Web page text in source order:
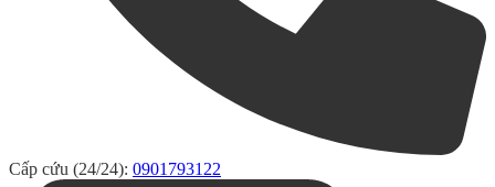
Cấp cứu (24/24): 0901793122